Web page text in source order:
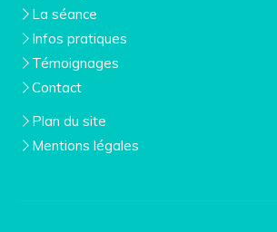
La séance
Infos pratiques
Témoignages
Contact
Plan du site
Mentions légales